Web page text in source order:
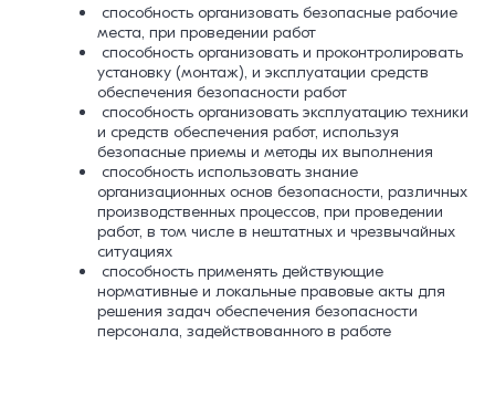
способность организовать безопасные рабочие
места, при проведении работ
способность организовать и проконтролировать
установку (монтаж), и эксплуатации средств
обеспечения безопасности работ
способность организовать эксплуатацию техники
и средств обеспечения работ, используя
безопасные приемы и методы их выполнения
способность использовать знание
организационных основ безопасности, различных
производственных процессов, при проведении
работ, в том числе в нештатных и чрезвычайных
ситуациях
способность применять действующие
нормативные и локальные правовые акты для
решения задач обеспечения безопасности
персонала, задействованного в работе